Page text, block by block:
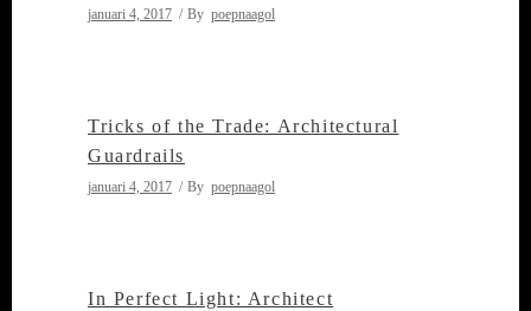
januari 4, 2017 By poepnaagol
Tricks of the Trade: Architectural
Guardrails
januari 4, 2017 By poepnaagol
In Perfect Light: Architect